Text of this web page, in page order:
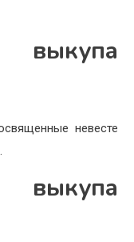
выкупа
невесте
выкупа